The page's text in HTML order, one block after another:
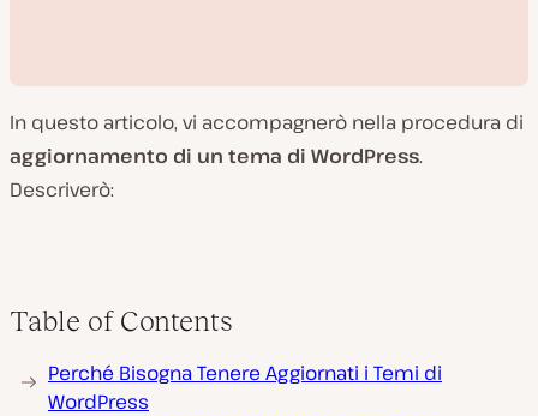
c
i
In questo articolo, vi accompagnerò nella procedura di
aggiornamento di un tema di WordPress.
Descriverò:
Table of Contents
Perché Bisogna Tenere Aggiornati i Temi di
WordPress